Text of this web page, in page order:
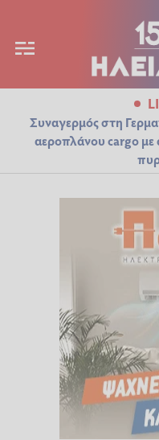
Συναγερμός στη
αεροπλάνου cargo με